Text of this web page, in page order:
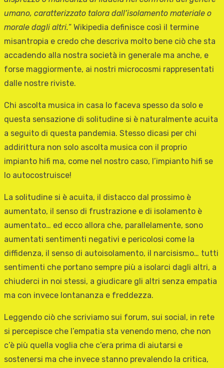
umano, caratterizzato talora dall’isolamento materiale o
morale dagli altri.” Wikipedia definisce così il termine
misantropia e credo che descriva molto bene ciò che sta
accadendo alla nostra società in generale ma anche, e
forse maggiormente, ai nostri microcosmi rappresentati
dalle nostre riviste.
Chi ascolta musica in casa lo faceva spesso da solo e
questa sensazione di solitudine si è naturalmente acuita
a seguito di questa pandemia. Stesso dicasi per chi
addirittura non solo ascolta musica con il proprio
impianto hifi ma, come nel nostro caso, l’impianto hifi se
lo autocostruisce!
La solitudine si è acuita, il distacco dal prossimo è
aumentato, il senso di frustrazione e di isolamento è
aumentato… ed ecco allora che, parallelamente, sono
aumentati sentimenti negativi e pericolosi come la
diffidenza, il senso di autoisolamento, il narcisismo… tutti
sentimenti che portano sempre più a isolarci dagli altri, a
chiuderci in noi stessi, a giudicare gli altri senza empatia
ma con invece lontananza e freddezza.
Leggendo ciò che scriviamo sui forum, sui social, in rete
si percepisce che l’empatia sta venendo meno, che non
c’è più quella voglia che c’era prima di aiutarsi e
sostenersi ma che invece stanno prevalendo la critica,